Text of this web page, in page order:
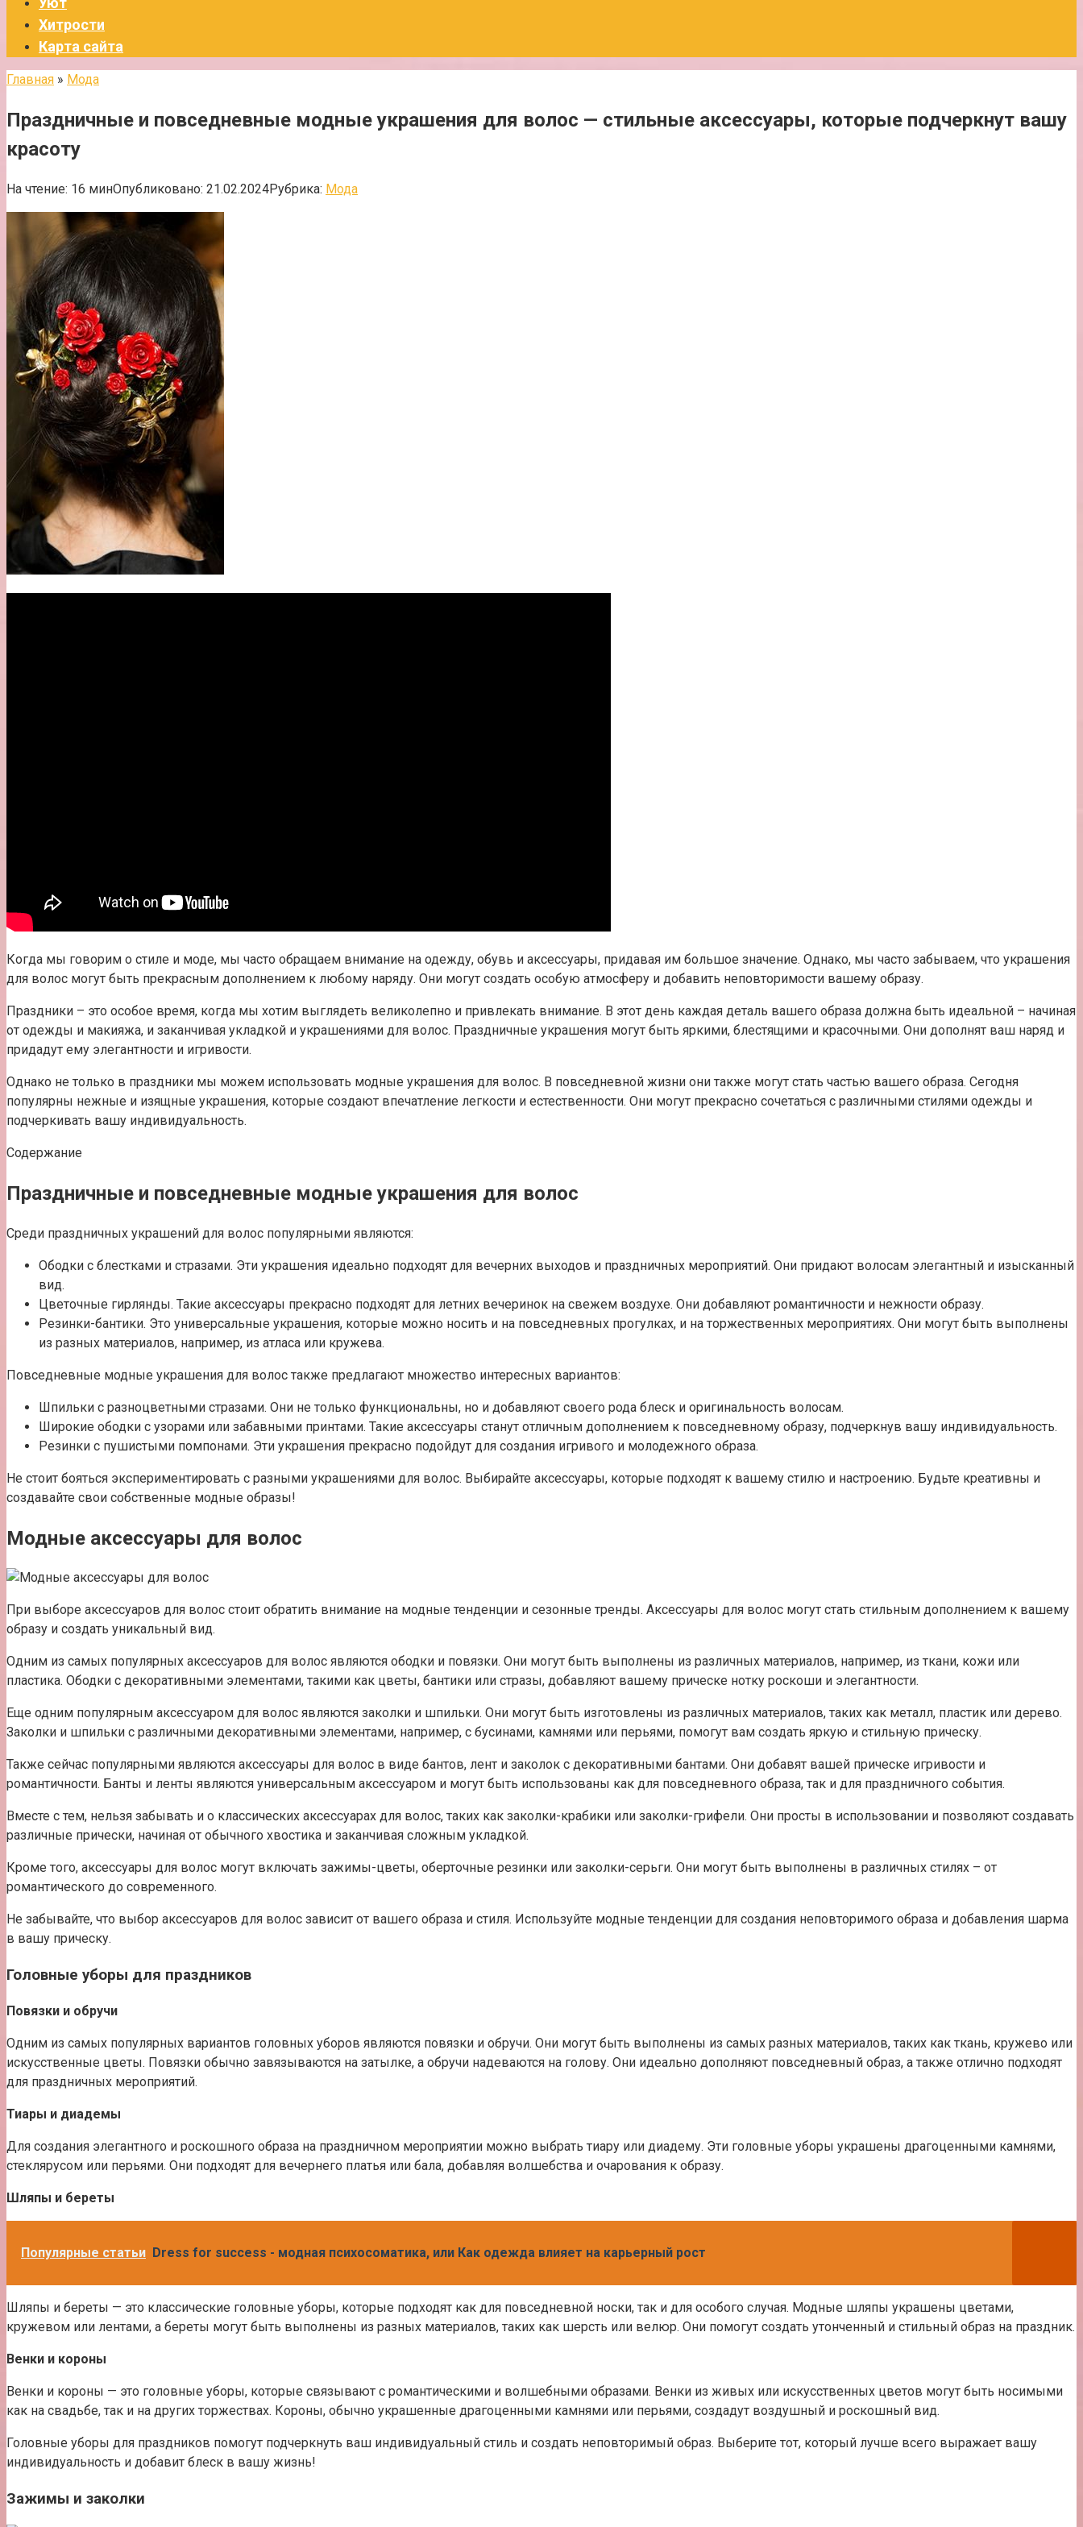
Хитрости
Карта сайта
Главная » Мода
Праздничные и повседневные модные украшения для волос — стильные аксессуары, которые подчеркнут вашу
красоту
На чтение: 16 минОпубликовано: 21.02.2024Рубрика: Мода
Когда мы говорим о стиле и моде, мы часто обращаем внимание на одежду, обувь и аксессуары, придавая им большое значение. Однако, мы часто забываем, что украшения
для волос могут быть прекрасным дополнением к любому наряду. Они могут создать особую атмосферу и добавить неповторимости вашему образу.
Праздники – это особое время, когда мы хотим выглядеть великолепно и привлекать внимание. В этот день каждая деталь вашего образа должна быть идеальной – начиная
от одежды и макияжа, и заканчивая укладкой и украшениями для волос. Праздничные украшения могут быть яркими, блестящими и красочными. Они дополнят ваш наряд и
придадут ему элегантности и игривости.
Однако не только в праздники мы можем использовать модные украшения для волос. В повседневной жизни они также могут стать частью вашего образа. Сегодня
популярны нежные и изящные украшения, которые создают впечатление легкости и естественности. Они могут прекрасно сочетаться с различными стилями одежды и
подчеркивать вашу индивидуальность.
Содержание
Праздничные и повседневные модные украшения для волос
Среди праздничных украшений для волос популярными являются:
Ободки с блестками и стразами. Эти украшения идеально подходят для вечерних выходов и праздничных мероприятий. Они придают волосам элегантный и изысканный
вид.
Цветочные гирлянды. Такие аксессуары прекрасно подходят для летних вечеринок на свежем воздухе. Они добавляют романтичности и нежности образу.
Резинки-бантики. Это универсальные украшения, которые можно носить и на повседневных прогулках, и на торжественных мероприятиях. Они могут быть выполнены
из разных материалов, например, из атласа или кружева.
Повседневные модные украшения для волос также предлагают множество интересных вариантов:
Шпильки с разноцветными стразами. Они не только функциональны, но и добавляют своего рода блеск и оригинальность волосам.
Широкие ободки с узорами или забавными принтами. Такие аксессуары станут отличным дополнением к повседневному образу, подчеркнув вашу индивидуальность.
Резинки с пушистыми помпонами. Эти украшения прекрасно подойдут для создания игривого и молодежного образа.
Не стоит бояться экспериментировать с разными украшениями для волос. Выбирайте аксессуары, которые подходят к вашему стилю и настроению. Будьте креативны и
создавайте свои собственные модные образы!
Модные аксессуары для волос
При выборе аксессуаров для волос стоит обратить внимание на модные тенденции и сезонные тренды. Аксессуары для волос могут стать стильным дополнением к вашему
образу и создать уникальный вид.
Одним из самых популярных аксессуаров для волос являются ободки и повязки. Они могут быть выполнены из различных материалов, например, из ткани, кожи или
пластика. Ободки с декоративными элементами, такими как цветы, бантики или стразы, добавляют вашему прическе нотку роскоши и элегантности.
Еще одним популярным аксессуаром для волос являются заколки и шпильки. Они могут быть изготовлены из различных материалов, таких как металл, пластик или дерево.
Заколки и шпильки с различными декоративными элементами, например, с бусинами, камнями или перьями, помогут вам создать яркую и стильную прическу.
Также сейчас популярными являются аксессуары для волос в виде бантов, лент и заколок с декоративными бантами. Они добавят вашей прическе игривости и
романтичности. Банты и ленты являются универсальным аксессуаром и могут быть использованы как для повседневного образа, так и для праздничного события.
Вместе с тем, нельзя забывать и о классических аксессуарах для волос, таких как заколки-крабики или заколки-грифели. Они просты в использовании и позволяют создавать
различные прически, начиная от обычного хвостика и заканчивая сложным укладкой.
Кроме того, аксессуары для волос могут включать зажимы-цветы, оберточные резинки или заколки-серьги. Они могут быть выполнены в различных стилях – от
романтического до современного.
Не забывайте, что выбор аксессуаров для волос зависит от вашего образа и стиля. Используйте модные тенденции для создания неповторимого образа и добавления шарма
в вашу прическу.
Головные уборы для праздников
Повязки и обручи
Одним из самых популярных вариантов головных уборов являются повязки и обручи. Они могут быть выполнены из самых разных материалов, таких как ткань, кружево или
искусственные цветы. Повязки обычно завязываются на затылке, а обручи надеваются на голову. Они идеально дополняют повседневный образ, а также отлично подходят
для праздничных мероприятий.
Тиары и диадемы
Для создания элегантного и роскошного образа на праздничном мероприятии можно выбрать тиару или диадему. Эти головные уборы украшены драгоценными камнями,
стеклярусом или перьями. Они подходят для вечернего платья или бала, добавляя волшебства и очарования к образу.
Шляпы и береты
Популярные статьи Dress for success - модная психосоматика, или Как одежда влияет на карьерный рост
Шляпы и береты — это классические головные уборы, которые подходят как для повседневной носки, так и для особого случая. Модные шляпы украшены цветами,
кружевом или лентами, а береты могут быть выполнены из разных материалов, таких как шерсть или велюр. Они помогут создать утонченный и стильный образ на праздник.
Венки и короны
Венки и короны — это головные уборы, которые связывают с романтическими и волшебными образами. Венки из живых или искусственных цветов могут быть носимыми
как на свадьбе, так и на других торжествах. Короны, обычно украшенные драгоценными камнями или перьями, создадут воздушный и роскошный вид.
Головные уборы для праздников помогут подчеркнуть ваш индивидуальный стиль и создать неповторимый образ. Выберите тот, который лучше всего выражает вашу
индивидуальность и добавит блеск в вашу жизнь!
Зажимы и заколки